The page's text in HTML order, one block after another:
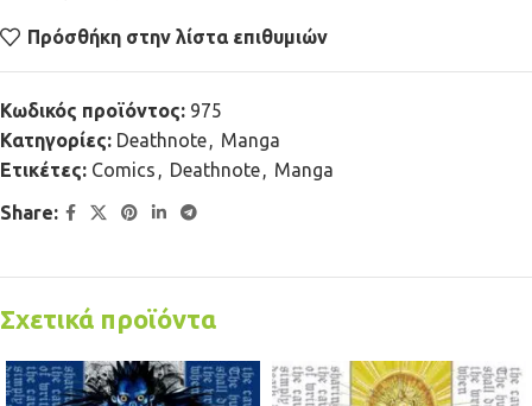
Πρόσθήκη στην λίστα επιθυμιών
Κωδικός προϊόντος: 975
Κατηγορίες: Deathnote, Manga
Ετικέτες: Comics , Deathnote, Manga
Share:
Σχετικά προϊόντα